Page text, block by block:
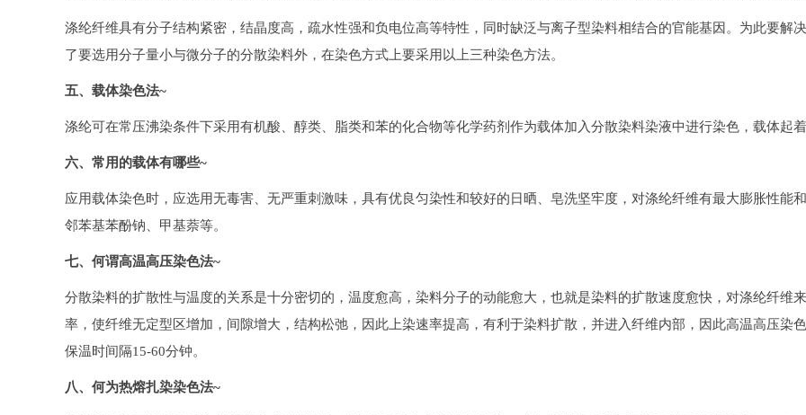
涤纶纤维具有分子结构紧密，结晶度高，疏水性强和负电位高等特性，同时缺泛与离子型染料相结合的官能基因。为此要解
了要选用分子量小与微分子的分散染料外，在染色方式上要采用以上三种染色方法。
五、载体染色法~
涤纶可在常压沸染条件下采用有机酸、醇类、脂类和苯的化合物等化学药剂作为载体加入分散染料染液中进行染色，载体起
六、常用的载体有哪些~
应用载体染色时，应选用无毒害、无严重刺激味，具有优良匀染性和较好的日晒、皂洗坚牢度，对涤纶纤维有最大膨胀性能
邻苯基苯酚钠、甲基萘等。
七、何谓高温高压染色法~
分散染料的扩散性与温度的关系是十分密切的，温度愈高，染料分子的动能愈大，也就是染料的扩散速度愈快，对涤纶纤维
率，使纤维无定型区增加，间隙增大，结构松弛，因此上染速率提高，有利于染料扩散，并进入纤维内部，因此高温高压
保温时间隔15-60分钟。
八、何为热熔扎染染色法~